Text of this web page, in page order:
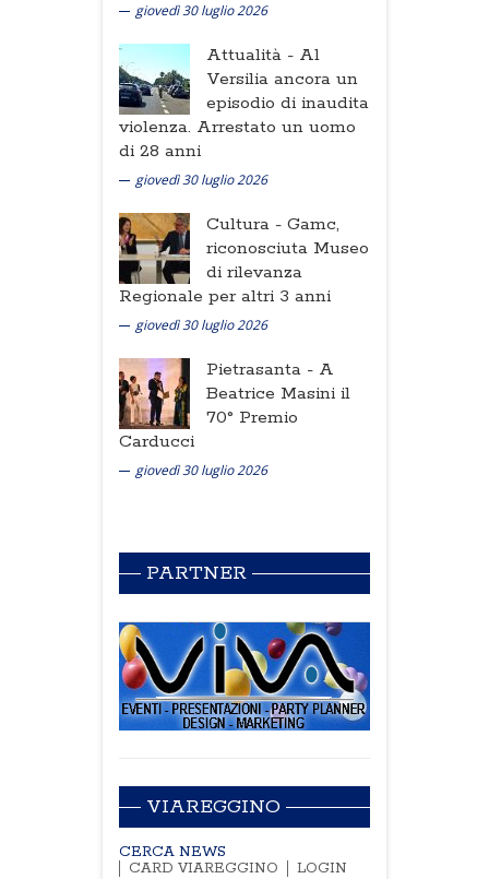
giovedì 30 luglio 2026
Attualità - Al
Versilia ancora un
episodio di inaudita
violenza. Arrestato un uomo
di 28 anni
giovedì 30 luglio 2026
Cultura - Gamc,
riconosciuta Museo
di rilevanza
Regionale per altri 3 anni
giovedì 30 luglio 2026
Pietrasanta - A
Beatrice Masini il
70° Premio
Carducci
giovedì 30 luglio 2026
PARTNER
VIAREGGINO
CERCA NEWS
CARD VIAREGGINO
LOGIN